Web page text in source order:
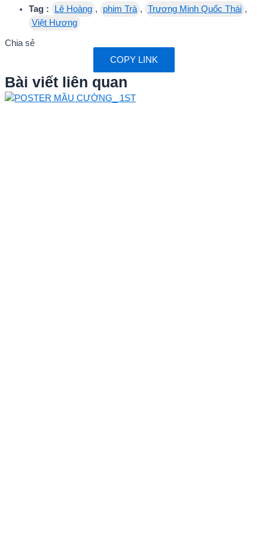
Tag : Lê Hoàng , phim Trà , Trương Minh Quốc Thái ,
Việt Hương
Chia sẻ
COPY LINK
Bài viết liên quan